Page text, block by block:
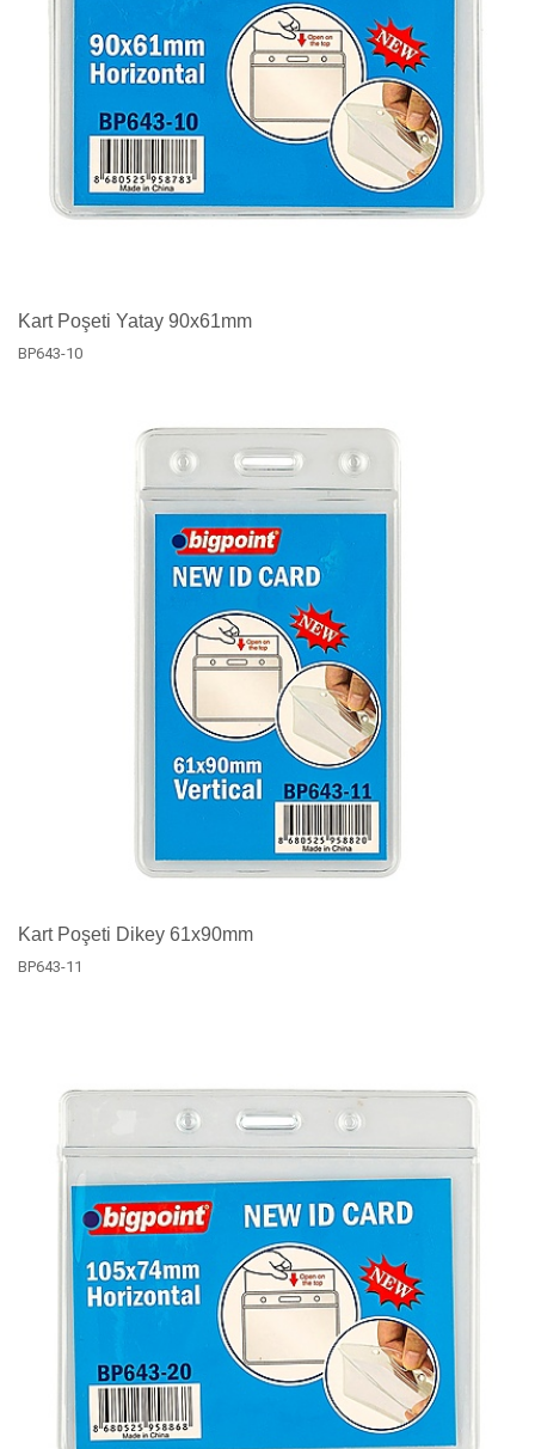
Kart Poşeti Yatay 90x61mm
BP643-10
Kart Poşeti Dikey 61x90mm
BP643-11